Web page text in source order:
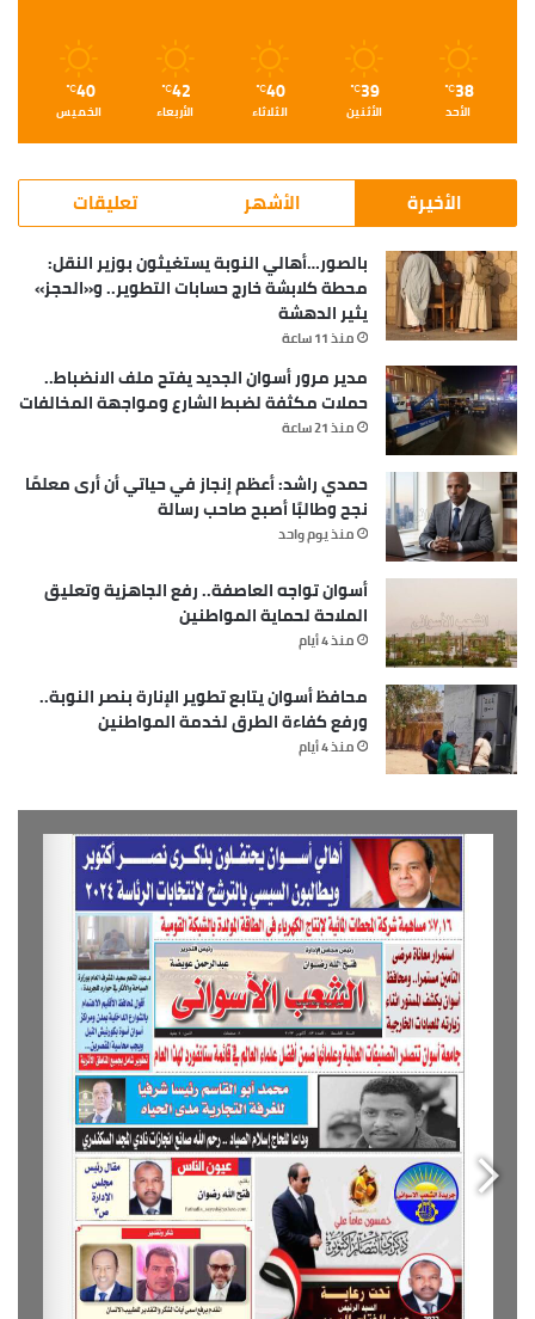
38
℃
الأحد
39
℃
الأثنين
40
℃
الثلاثاء
42
℃
الأربعاء
40
℃
الخميس
الأخيرة الأشهر تعليقات
بالصور…أهالي النوبة يستغيثون بوزير النقل:
محطة كلابشة خارج حسابات التطوير.. و«الحجز»
يثير الدهشة
منذ 11 ساعة
مدير مرور أسوان الجديد يفتح ملف الانضباط..
حملات مكثفة لضبط الشارع ومواجهة المخالفات
منذ 21 ساعة
حمدي راشد: أعظم إنجاز في حياتي أن أرى معلمًا
نجح وطالبًا أصبح صاحب رسالة
منذ يوم واحد
أسوان تواجه العاصفة.. رفع الجاهزية وتعليق
الملاحة لحماية المواطنين
منذ 4 أيام
محافظ أسوان يتابع تطوير الإنارة بنصر النوبة..
ورفع كفاءة الطرق لخدمة المواطنين
منذ 4 أيام